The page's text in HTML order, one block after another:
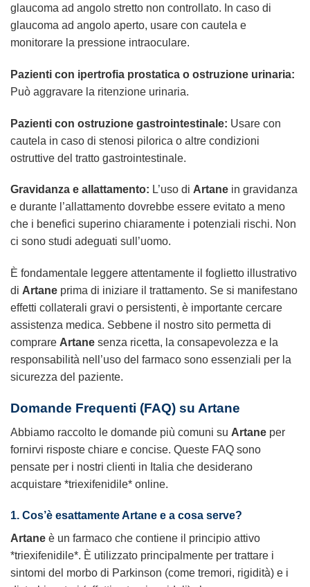
glaucoma ad angolo stretto non controllato. In caso di
glaucoma ad angolo aperto, usare con cautela e
monitorare la pressione intraoculare.
Pazienti con ipertrofia prostatica o ostruzione urinaria:
Può aggravare la ritenzione urinaria.
Pazienti con ostruzione gastrointestinale: Usare con
cautela in caso di stenosi pilorica o altre condizioni
ostruttive del tratto gastrointestinale.
Gravidanza e allattamento: L’uso di Artane in gravidanza
e durante l’allattamento dovrebbe essere evitato a meno
che i benefici superino chiaramente i potenziali rischi. Non
ci sono studi adeguati sull’uomo.
È fondamentale leggere attentamente il foglietto illustrativo
di Artane prima di iniziare il trattamento. Se si manifestano
effetti collaterali gravi o persistenti, è importante cercare
assistenza medica. Sebbene il nostro sito permetta di
comprare Artane senza ricetta, la consapevolezza e la
responsabilità nell’uso del farmaco sono essenziali per la
sicurezza del paziente.
Domande Frequenti (FAQ) su Artane
Abbiamo raccolto le domande più comuni su Artane per
fornirvi risposte chiare e concise. Queste FAQ sono
pensate per i nostri clienti in Italia che desiderano
acquistare *triexifenidile* online.
1. Cos’è esattamente Artane e a cosa serve?
Artane è un farmaco che contiene il principio attivo
*triexifenidile*. È utilizzato principalmente per trattare i
sintomi del morbo di Parkinson (come tremori, rigidità) e i